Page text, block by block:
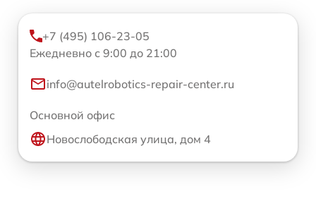
+7 (495) 106-23-05
Ежедневно с 9:00 до 21:00
info@autelrobotics-repair-center.ru
Основной офис
Новослободская улица, дом 4